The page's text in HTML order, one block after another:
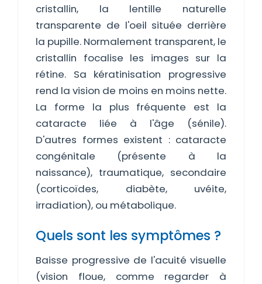
cristallin, la lentille naturelle
transparente de l'oeil située derrière
la pupille. Normalement transparent, le
cristallin focalise les images sur la
rétine. Sa kératinisation progressive
rend la vision de moins en moins nette.
La forme la plus fréquente est la
cataracte liée à l'âge (sénile).
D'autres formes existent : cataracte
congénitale (présente à la
naissance), traumatique, secondaire
(corticoïdes, diabète, uvéite,
irradiation), ou métabolique.
Quels sont les symptômes ?
Baisse progressive de l'acuité visuelle
(vision floue, comme regarder à